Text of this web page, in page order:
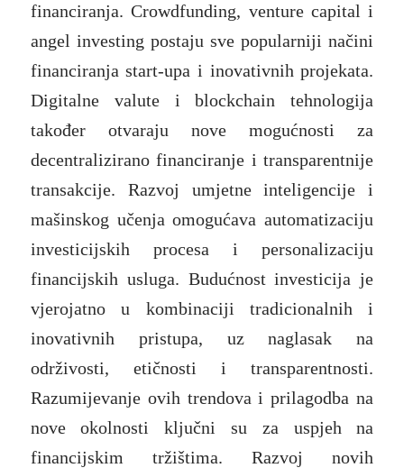
financiranja. Crowdfunding, venture capital i
angel investing postaju sve popularniji načini
financiranja start-upa i inovativnih projekata.
Digitalne valute i blockchain tehnologija
također otvaraju nove mogućnosti za
decentralizirano financiranje i transparentnije
transakcije. Razvoj umjetne inteligencije i
mašinskog učenja omogućava automatizaciju
investicijskih procesa i personalizaciju
financijskih usluga. Budućnost investicija je
vjerojatno u kombinaciji tradicionalnih i
inovativnih pristupa, uz naglasak na
održivosti, etičnosti i transparentnosti.
Razumijevanje ovih trendova i prilagodba na
nove okolnosti ključni su za uspjeh na
financijskim tržištima. Razvoj novih